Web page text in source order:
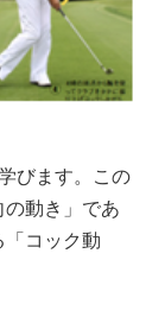
びます。この
動き」であ
「コック動